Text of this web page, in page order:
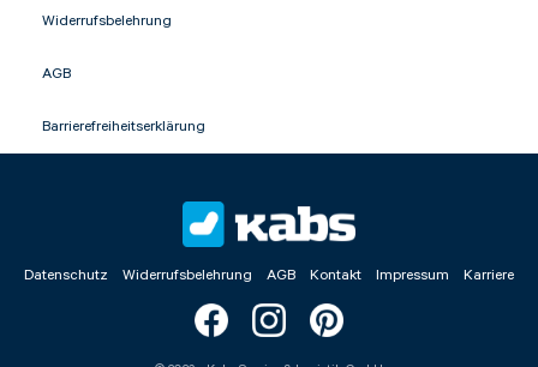
Widerrufsbelehrung
AGB
Barrierefreiheitserklärung
Datenschutz Widerrufsbelehrung AGB Kontakt Impressum Karriere